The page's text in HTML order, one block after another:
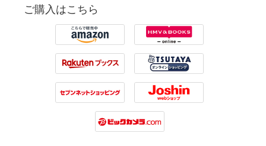
ご購入はこちら
Amazon HMV
Rakuten Tsutaya
7net Joshin
Biccamera